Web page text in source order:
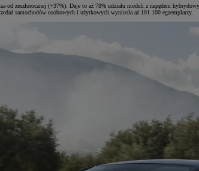
zeszłorocznej (+37%). Daje to aż 78% udziału modeli z napędem
samochodów osobowych i użytkowych wyniosła aż 101 100 egzemplarzy.